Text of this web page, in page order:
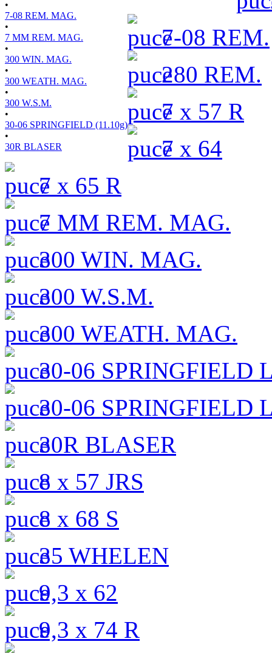
•
7-08 REM. MAG.
•
7 MM REM. MAG.
•
300 WIN. MAG.
•
300 WEATH. MAG.
•
300 W.S.M.
•
30-06 SPRINGFIELD (11.10g)
•
30R BLASER
7-08 REM.
280 REM.
7 x 57 R
7 x 64
7 x 65 R
7 MM REM. MAG.
300 WIN. MAG.
300 W.S.M.
300 WEATH. MAG.
30-06 SPRINGFIELD
30-06 SPRINGFIELD
30R BLASER
8 x 57 JRS
8 x 68 S
35 WHELEN
9,3 x 62
9,3 x 74 R